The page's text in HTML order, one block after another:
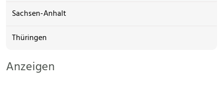
Sachsen-Anhalt
Thüringen
Anzeigen